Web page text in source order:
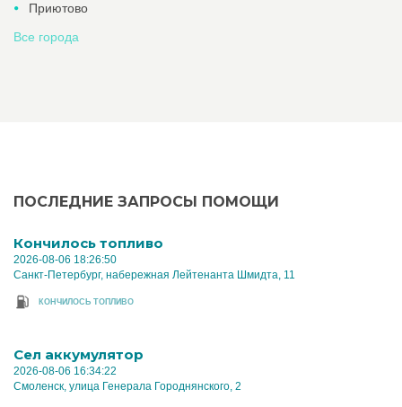
Приютово
Все города
ПОСЛЕДНИЕ ЗАПРОСЫ ПОМОЩИ
Кончилось топливо
2026-08-06 18:26:50
Санкт-Петербург, набережная Лейтенанта Шмидта, 11
КОНЧИЛОСЬ ТОПЛИВО
Cел аккумулятор
2026-08-06 16:34:22
Смоленск, улица Генерала Городнянского, 2